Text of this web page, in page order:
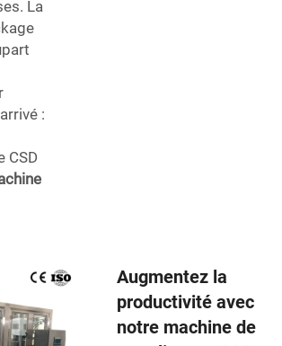
La
:
CSD
Augmentez la
productivité avec
notre machine de